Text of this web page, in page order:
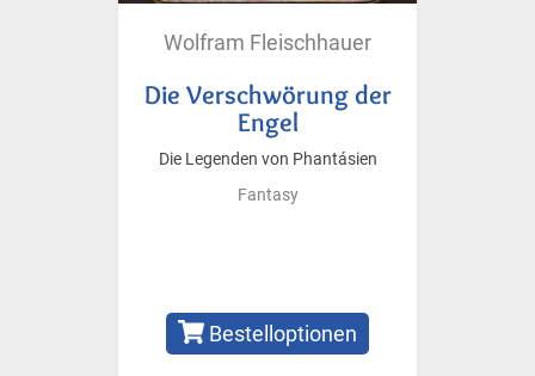
Wolfram Fleischhauer
Die Verschwörung der
Engel
Die Legenden von Phantásien
Fantasy
Bestelloptionen